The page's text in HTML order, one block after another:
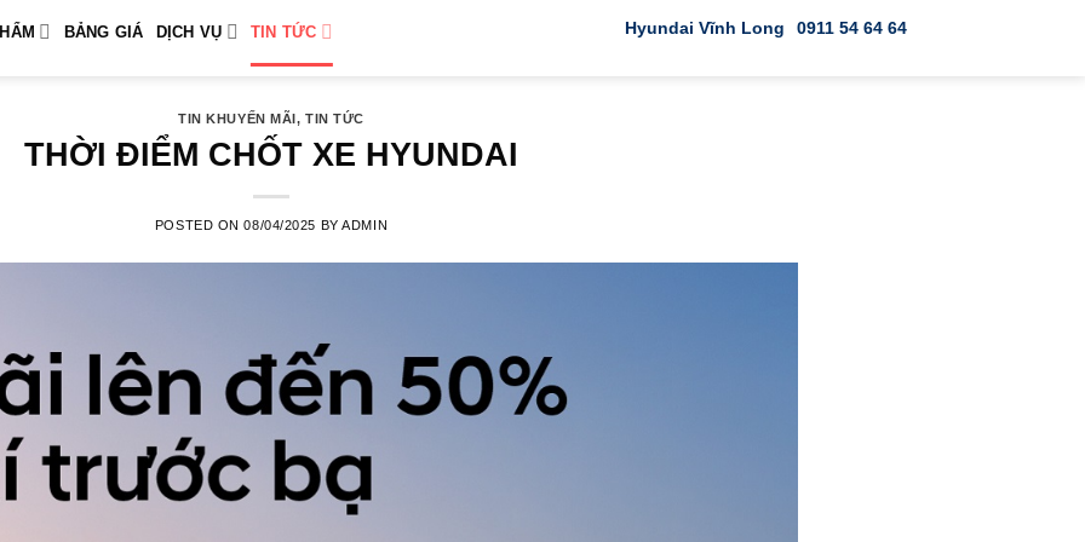
BẢNG GIÁ DỊCH VỤ TIN TỨC Hyundai Vĩnh Long 0911 54 64 64
TIN KHUYẾN MÃI,TIN TỨC
THỜI ĐIỂM CHỐT XE HYUNDAI
POSTED ON08/04/2025 BYADMIN